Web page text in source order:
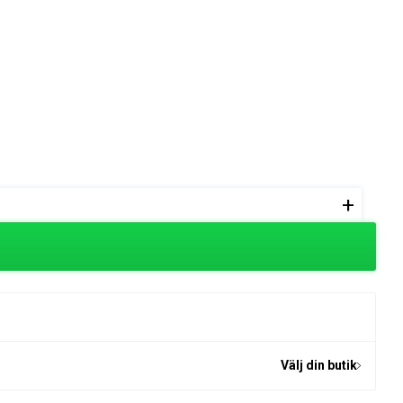
+
Välj din butik